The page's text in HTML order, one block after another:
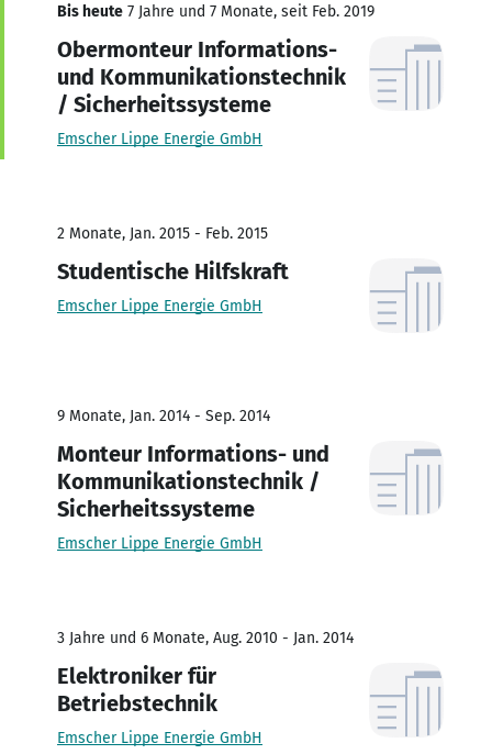
Bis heute 7 Jahre und 7 Monate, seit Feb. 2019
Obermonteur Informations-
und Kommunikationstechnik
/ Sicherheitssysteme
Emscher Lippe Energie GmbH
2 Monate, Jan. 2015 - Feb. 2015
Studentische Hilfskraft
Emscher Lippe Energie GmbH
9 Monate, Jan. 2014 - Sep. 2014
Monteur Informations- und
Kommunikationstechnik /
Sicherheitssysteme
Emscher Lippe Energie GmbH
3 Jahre und 6 Monate, Aug. 2010 - Jan. 2014
Elektroniker für
Betriebstechnik
Emscher Lippe Energie GmbH